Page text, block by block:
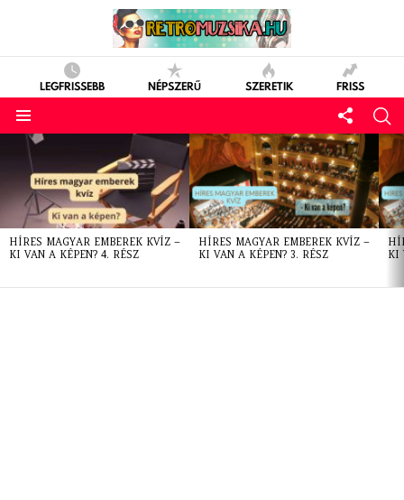
LEGFRISSEBB NÉPSZERŰ SZERETIK FRISS
LATEST
STORIES
HÍRES MAGYAR EMBEREK KVÍZ –
KI VAN A KÉPEN? 4. RÉSZ
HÍRES MAGYAR EMBEREK KVÍZ –
KI VAN A KÉPEN? 3. RÉSZ
KI